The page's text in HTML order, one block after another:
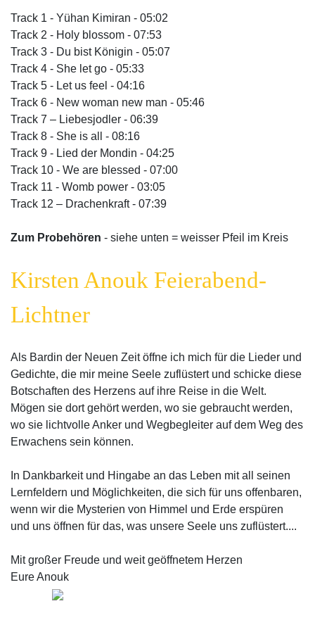
Track 1 - Yühan Kimiran - 05:02
Track 2 - Holy blossom - 07:53
Track 3 - Du bist Königin - 05:07
Track 4 - She let go - 05:33
Track 5 - Let us feel - 04:16
Track 6 - New woman new man - 05:46
Track 7 – Liebesjodler - 06:39
Track 8 - She is all - 08:16
Track 9 - Lied der Mondin - 04:25
Track 10 - We are blessed - 07:00
Track 11 - Womb power - 03:05
Track 12 – Drachenkraft - 07:39
Zum Probehören - siehe unten = weisser Pfeil im Kreis
Kirsten Anouk Feierabend-
Lichtner
Als Bardin der Neuen Zeit öffne ich mich für die Lieder und
Gedichte, die mir meine Seele zuflüstert und schicke diese
Botschaften des Herzens auf ihre Reise in die Welt.
Mögen sie dort gehört werden, wo sie gebraucht werden,
wo sie lichtvolle Anker und Wegbegleiter auf dem Weg des
Erwachens sein können.
In Dankbarkeit und Hingabe an das Leben mit all seinen
Lernfeldern und Möglichkeiten, die sich für uns offenbaren,
wenn wir die Mysterien von Himmel und Erde erspüren
und uns öffnen für das, was unsere Seele uns zuflüstert....
Mit großer Freude und weit geöffnetem Herzen
Eure Anouk